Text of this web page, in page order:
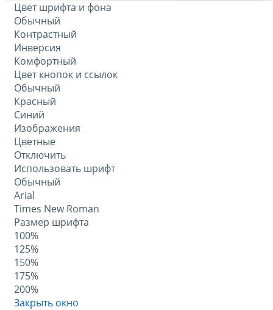
Цвет шрифта и фона
Обычный
Контрастный
Инверсия
Комфортный
Цвет кнопок и ссылок
Обычный
Красный
Синий
Изображения
Цветные
Отключить
Использовать шрифт
Обычный
Arial
Times New Roman
Размер шрифта
100%
125%
150%
175%
200%
Закрыть окно